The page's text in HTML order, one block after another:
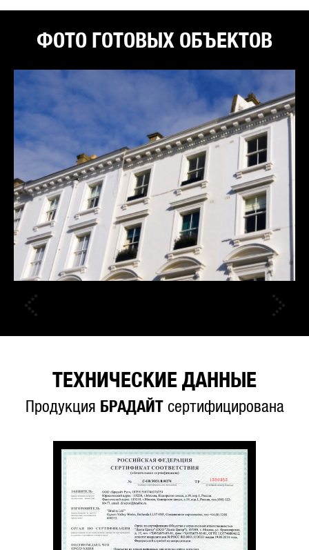
ФОТО ГОТОВЫХ ОБЪЕКТОВ
ТЕХНИЧЕСКИЕ ДАННЫЕ
Продукция БРАДАЙТсертифицирована